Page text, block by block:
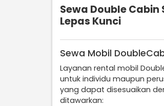
Sewa Double
Lepas Kunci
Sewa Mobil
Layanan rental mobil
untuk individu maupun
yang dapat disesuaikan
ditawarkan: